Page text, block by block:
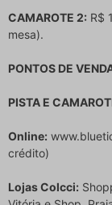
CAMAROTE 2: R$
mesa).
PONTOS DE
PISTA E
Online:
crédito)
Lojas Colcci: